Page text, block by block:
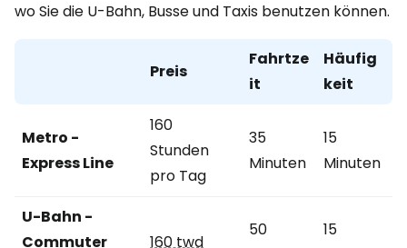
wo Sie die U-Bahn, Busse und Taxis benutzen können.
Preis
Fahrtze
it
Häufig
keit
Metro -
Express Line
160
Stunden
pro Tag
35
Minuten
15
Minuten
U-Bahn -
Commuter
160 twd
50
15